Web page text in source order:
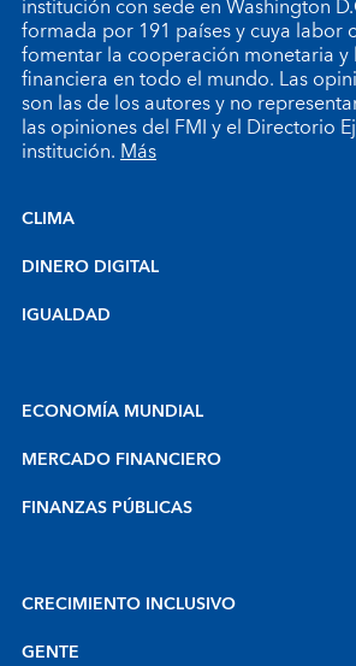
institución con sede en Washington
formada por 191 países y cuya labor
fomentar la cooperación monetaria
financiera en todo el mundo. Las
son las de los autores y no
las opiniones del FMI y el Directorio
institución.Más
CLIMA
DINERO DIGITAL
IGUALDAD
ECONOMÍA MUNDIAL
MERCADO FINANCIERO
FINANZAS PÚBLICAS
CRECIMIENTO INCLUSIVO
GENTE